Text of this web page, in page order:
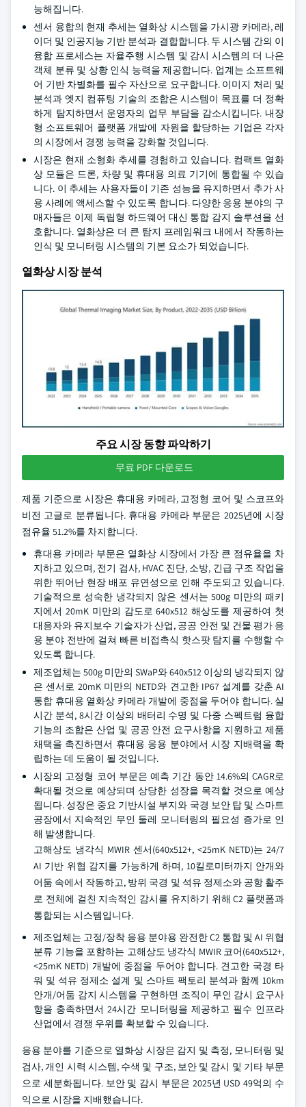
능해집니다.
센서 융합의 현재 추세는 열화상 시스템을 가시광 카메라, 레
이더 및 인공지능 기반 분석과 결합합니다. 두 시스템 간의 이
융합 프로세스는 자율주행 시스템 및 감시 시스템의 더 나은
객체 분류 및 상황 인식 능력을 제공합니다. 업계는 소프트웨
어 기반 차별화를 필수 자산으로 요구합니다. 이미지 처리 및
분석과 엣지 컴퓨팅 기술의 조합은 시스템이 목표를 더 정확
하게 탐지하면서 운영자의 업무 부담을 감소시킵니다. 내장
형 소프트웨어 플랫폼 개발에 자원을 할당하는 기업은 각자
의 시장에서 경쟁 능력을 강화할 것입니다.
시장은 현재 소형화 추세를 경험하고 있습니다. 컴팩트 열화
상 모듈은 드론, 차량 및 휴대용 의료 기기에 통합될 수 있습
니다. 이 추세는 사용자들이 기존 성능을 유지하면서 추가 사
용 사례에 액세스할 수 있도록 합니다. 다양한 응용 분야의 구
매자들은 이제 독립형 하드웨어 대신 통합 감지 솔루션을 선
호합니다. 열화상은 더 큰 탐지 프레임워크 내에서 작동하는
인식 및 모니터링 시스템의 기본 요소가 되었습니다.
열화상 시장 분석
주요 시장 동향 파악하기
무료 PDF 다운로드
제품 기준으로 시장은 휴대용 카메라, 고정형 코어 및 스코프와
비전 고글로 분류됩니다. 휴대용 카메라 부문은 2025년에 시장
점유율 51.2%를 차지합니다.
휴대용 카메라 부문은 열화상 시장에서 가장 큰 점유율을 차
지하고 있으며, 전기 검사, HVAC 진단, 소방, 긴급 구조 작업을
위한 뛰어난 현장 배포 유연성으로 인해 주도되고 있습니다.
기술적으로 성숙한 냉각되지 않은 센서는 500g 미만의 패키
지에서 20mK 미만의 감도로 640x512 해상도를 제공하여 첫
대응자와 유지보수 기술자가 산업, 공공 안전 및 건물 평가 응
용 분야 전반에 걸쳐 빠른 비접촉식 핫스팟 탐지를 수행할 수
있도록 합니다.
제조업체는 500g 미만의 SWaP와 640x512 이상의 냉각되지 않
은 센서로 20mK 미만의 NETD와 견고한 IP67 설계를 갖춘 AI
통합 휴대용 열화상 카메라 개발에 중점을 두어야 합니다. 실
시간 분석, 8시간 이상의 배터리 수명 및 다중 스펙트럼 융합
기능의 조합은 산업 및 공공 안전 요구사항을 지원하고 제품
채택을 촉진하면서 휴대용 응용 분야에서 시장 지배력을 확
립하는 데 도움이 될 것입니다.
시장의 고정형 코어 부문은 예측 기간 동안 14.6%의 CAGR로
확대될 것으로 예상되며 상당한 성장을 목격할 것으로 예상
됩니다. 성장은 중요 기반시설 부지와 국경 보안 탑 및 스마트
공장에서 지속적인 무인 둘레 모니터링의 필요성 증가로 인
해 발생합니다.
고해상도 냉각식 MWIR 센서(640x512+, <25mK NETD)는 24/7
AI 기반 위협 감지를 가능하게 하며, 10킬로미터까지 안개와
어둠 속에서 작동하고, 방위 국경 및 석유 정제소와 공항 활주
로 전체에 걸친 지속적인 감시를 유지하기 위해 C2 플랫폼과
통합되는 시스템입니다.
제조업체는 고정/장착 응용 분야용 완전한 C2 통합 및 AI 위협
분류 기능을 포함하는 고해상도 냉각식 MWIR 코어(640x512+,
<25mK NETD) 개발에 중점을 두어야 합니다. 견고한 국경 타
워 및 석유 정제소 설계 및 스마트 팩토리 분석과 함께 10km
안개/어둠 감지 시스템을 구현하면 조직이 무인 감시 요구사
항을 충족하면서 24시간 모니터링을 제공하고 필수 인프라
산업에서 경쟁 우위를 확보할 수 있습니다.
응용 분야를 기준으로 열화상 시장은 감지 및 측정, 모니터링 및
검사, 개인 시력 시스템, 수색 및 구조, 보안 및 감시 및 기타 부문
으로 세분화됩니다. 보안 및 감시 부문은 2025년 USD 49억의 수
익으로 시장을 지배했습니다.